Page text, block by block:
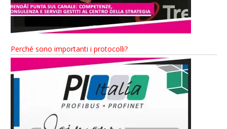
Perché sono importanti i protocolli?